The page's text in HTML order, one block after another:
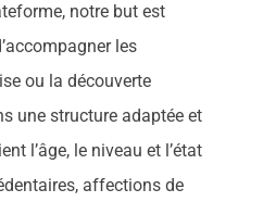
notre but est
les
ou la découverte
une structure adaptée et
l’âge, le niveau et l’état
affections de